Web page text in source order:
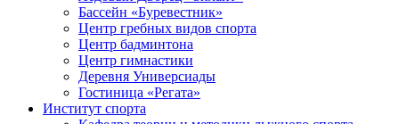
Бассейн «Буревестник»
Центр гребных видов спорта
Центр бадминтона
Центр гимнастики
Деревня Универсиады
Гостиница «Регата»
Институт спорта